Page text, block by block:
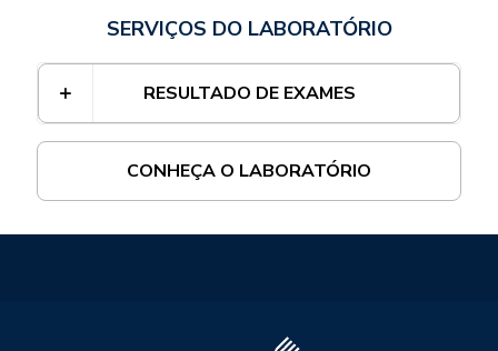
SERVIÇOS DO LABORATÓRIO
RESULTADO DE EXAMES
CONHEÇA O LABORATÓRIO